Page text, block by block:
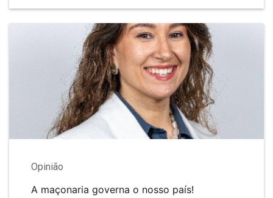
Opinião
A maçonaria governa o nosso país!